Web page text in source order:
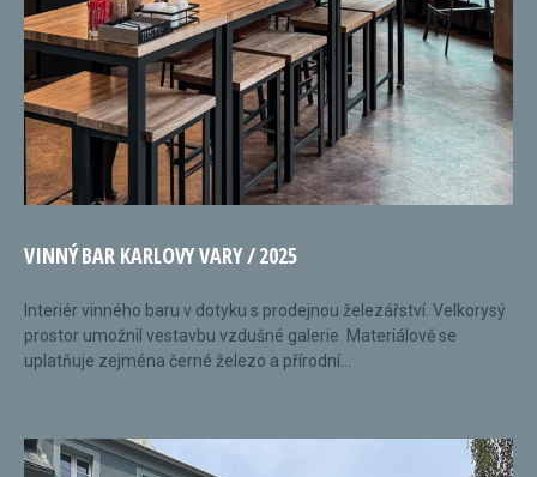
VINNÝ BAR KARLOVY VARY / 2025
Interiér vinného baru v dotyku s prodejnou železářství. Velkorysý
prostor umožnil vestavbu vzdušné galerie. Materiálově se
uplatňuje zejména černé železo a přírodní...